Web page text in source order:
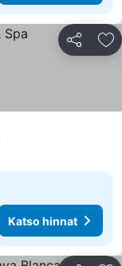
Jaa
Katso hinnat